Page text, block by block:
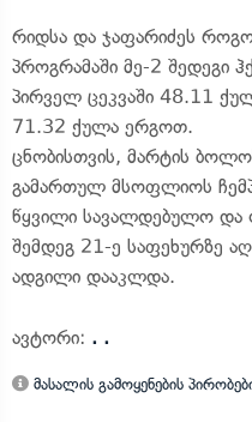
რიდსა და ჯაფარიძეს
პროგრამაში მე-2 შედეგი
პირველ ცეკვაში 48.11
71.32 ქულა ერგოთ.
ცნობისთვის, მარტის
გამართულ მსოფლიოს
წყვილი სავალდებულო და
შემდეგ 21-ე საფეხურზე
ადგილი დააკლდა.
ავტორი: . .
მასალის გამოყენების